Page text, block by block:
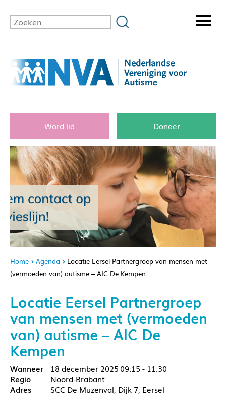
Word lid Doneer
Home Agenda
Locatie Eersel Partnergroep van mensen met
(vermoeden van) autisme – AIC De Kempen
Locatie Eersel Partnergroep
van mensen met (vermoeden
van) autisme – AIC De
Kempen
18 december 2025 09:15 - 11:30
Noord-Brabant
SCC De Muzenval, Dijk 7, Eersel